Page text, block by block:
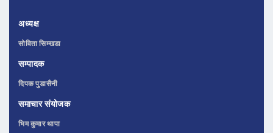
अध्यक्ष
सोविता सिम्खडा
सम्पादक
दिपक पुडासैनी
समाचार संयोजक
भिम कुमार थापा